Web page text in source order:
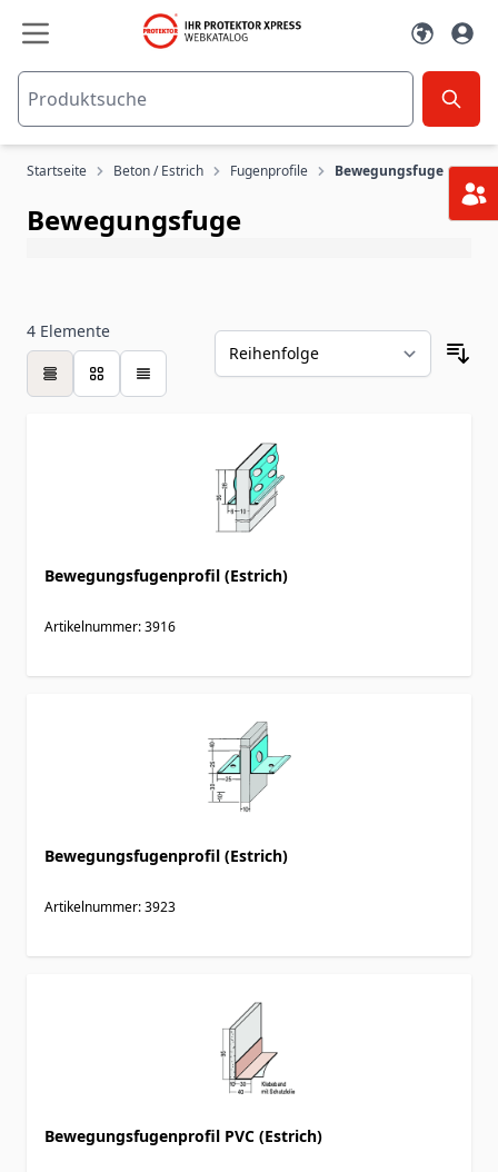
Zum Inhalt springen
Startseite Beton / Estrich Fugenprofile Bewegungsfuge
Bewegungsfuge
4 Elemente
Tabelle
Bewegungsfugenprofil (Estrich)
Artikelnummer: 3916
Bewegungsfugenprofil (Estrich)
Artikelnummer: 3923
Bewegungsfugenprofil PVC (Estrich)